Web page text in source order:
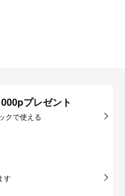
プレゼント
クで使える
す